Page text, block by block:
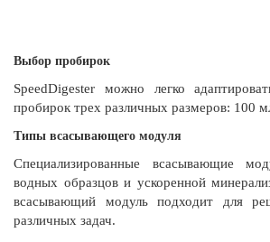
Выбор пробирок
SpeedDigester можно легко
пробирок трех различных размеров: 100
Типы всасывающего модуля
Специализированные всасывающие
водных образцов и ускоренной
всасывающий модуль подходит для
различных задач.